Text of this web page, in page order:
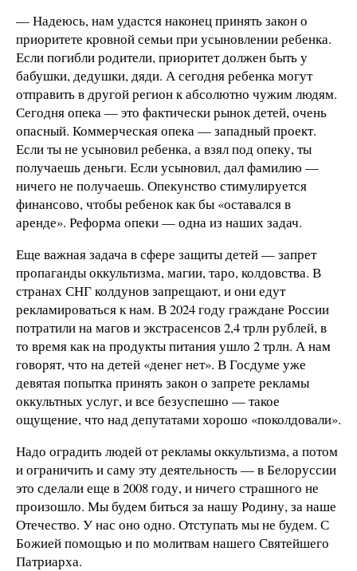
— Надеюсь, нам удастся наконец принять закон о
приоритете кровной семьи при усыновлении ребенка.
Если погибли родители, приоритет должен быть у
бабушки, дедушки, дяди. А сегодня ребенка могут
отправить в другой регион к абсолютно чужим людям.
Сегодня опека — это фактически рынок детей, очень
опасный. Коммерческая опека — западный проект.
Если ты не усыновил ребенка, а взял под опеку, ты
получаешь деньги. Если усыновил, дал фамилию —
ничего не получаешь. Опекунство стимулируется
финансово, чтобы ребенок как бы «оставался в
аренде». Реформа опеки — одна из наших задач.
Еще важная задача в сфере защиты детей — запрет
пропаганды оккультизма, магии, таро, колдовства. В
странах СНГ колдунов запрещают, и они едут
рекламироваться к нам. В 2024 году граждане России
потратили на магов и экстрасенсов 2,4 трлн рублей, в
то время как на продукты питания ушло 2 трлн. А нам
говорят, что на детей «денег нет». В Госдуме уже
девятая попытка принять закон о запрете рекламы
оккультных услуг, и все безуспешно — такое
ощущение, что над депутатами хорошо «поколдовали».
Надо оградить людей от рекламы оккультизма, а потом
и ограничить и саму эту деятельность — в Белоруссии
это сделали еще в 2008 году, и ничего страшного не
произошло. Мы будем биться за нашу Родину, за наше
Отечество. У нас оно одно. Отступать мы не будем. С
Божией помощью и по молитвам нашего Святейшего
Патриарха.